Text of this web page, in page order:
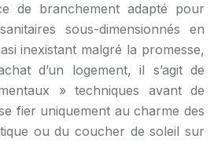
de branchement adapté pour
sous-dimensionnés en
inexistant malgré la promesse,
d’un logement, il s’agit de
» techniques avant de
fier uniquement au charme des
ou du coucher de soleil sur